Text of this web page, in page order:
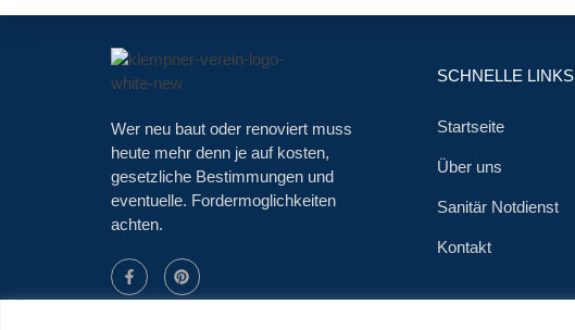
Wer neu baut oder renoviert muss
heute mehr denn je auf kosten,
gesetzliche Bestimmungen und
eventuelle. Fordermoglichkeiten
achten.
SCHNELLE LINKS
Startseite
Über uns
Sanitär Notdienst
Kontakt